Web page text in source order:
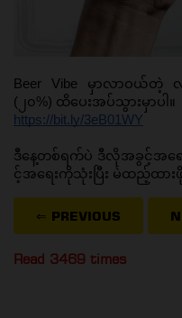
Beer Vibe မှာလာဝယ်
(၂၀%) ထိပေးအပ်သွားမှာပါ။
https://bit.ly/3eB01WY
ဒီနေ့တစ်ရက်ပဲ ဒီလိုအခွင့်အရ
င့်အရေးကိုသုံးပြီး မဲထည့်ထား
⇐ PREVIOUS
Read 3469 times